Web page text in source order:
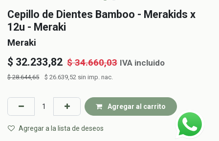
Cepillo de Dientes Bamboo - Merakids x
12u - Meraki
Meraki
$ 32.233,82 $34.660,03 IVA incluido
$28.644,65 $ 26.639,52 sin imp. nac.
Agregar al carrito
Agregar a la lista de deseos